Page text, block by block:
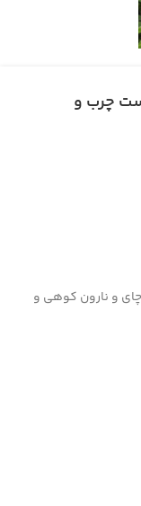
چرب و
و نارون کوهی و